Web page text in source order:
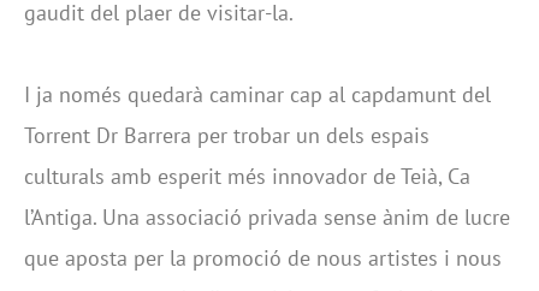
gaudit del plaer de visitar-la.
I ja només quedarà caminar cap al capdamunt del
Torrent Dr Barrera per trobar un dels espais
culturals amb esperit més innovador de Teià, Ca
l’Antiga. Una associació privada sense ànim de lucre
que aposta per la promoció de nous artistes i nous